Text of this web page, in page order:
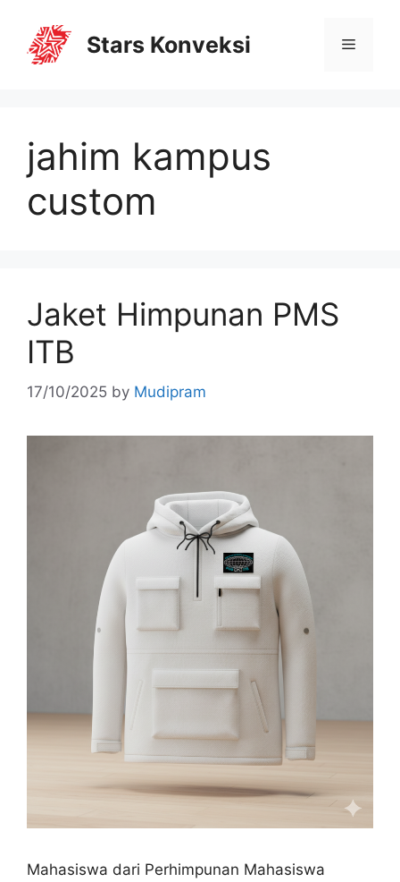
Stars Konveksi
jahim kampus
custom
Jaket Himpunan PMS
ITB
17/10/2025 by Mudipram
Mahasiswa dari Perhimpunan Mahasiswa